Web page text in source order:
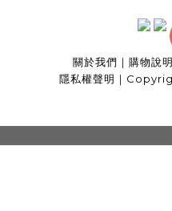
關於我們 ｜ 購物說明
隱私權聲明 ｜